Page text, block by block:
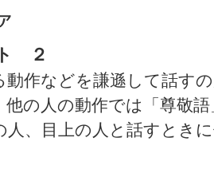
２
動作などを謙遜して話す
他の人の動作では「尊敬
人、目上の人と話すとき